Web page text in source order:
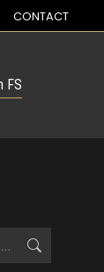
CONTACT
FS